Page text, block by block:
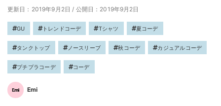
更新日：2019年9月2日 / 公開日：2019年9月2日
GU トレンドコーデ Tシャツ 夏コーデ
タンクトップ ノースリーブ 秋コーデ カジュアルコーデ
プチプラコーデ コーデ
Emi